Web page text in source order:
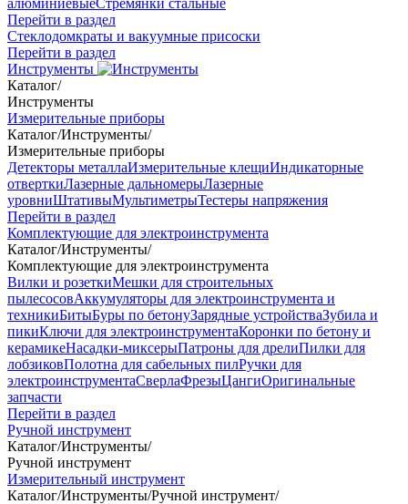
алюминиевыеСтремянки стальные
Перейти в раздел
Стеклодомкраты и вакуумные присоски
Перейти в раздел
Инструменты
Каталог/
Инструменты
Измерительные приборы
Каталог/Инструменты/
Измерительные приборы
Детекторы металлаИзмерительные клещиИндикаторные
отверткиЛазерные дальномерыЛазерные
уровниШтативыМультиметрыТестеры напряжения
Перейти в раздел
Комплектующие для электроинструмента
Каталог/Инструменты/
Комплектующие для электроинструмента
Вилки и розеткиМешки для строительных
пылесосовАккумуляторы для электроинструмента и
техникиБитыБуры по бетонуЗарядные устройстваЗубила и
пикиКлючи для электроинструментаКоронки по бетону и
керамикеНасадки-миксерыПатроны для дрелиПилки для
лобзиковПолотна для сабельных пилРучки для
электроинструментаСверлаФрезыЦангиОригинальные
запчасти
Перейти в раздел
Ручной инструмент
Каталог/Инструменты/
Ручной инструмент
Измерительный инструмент
Каталог/Инструменты/Ручной инструмент/